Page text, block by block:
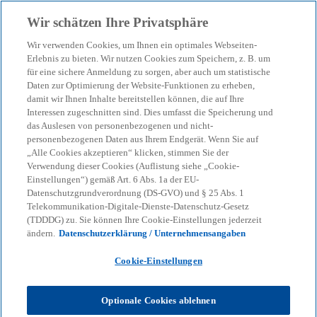
menu search
Thomas Matis
Wir schätzen Ihre Privatsphäre
Wir verwenden Cookies, um Ihnen ein optimales Webseiten-
Erlebnis zu bieten. Wir nutzen Cookies zum Speichern, z. B. um
für eine sichere Anmeldung zu sorgen, aber auch um statistische
Daten zur Optimierung der Website-Funktionen zu erheben,
damit wir Ihnen Inhalte bereitstellen können, die auf Ihre
Interessen zugeschnitten sind. Dies umfasst die Speicherung und
das Auslesen von personenbezogenen und nicht-
personenbezogenen Daten aus Ihrem Endgerät. Wenn Sie auf
„Alle Cookies akzeptieren“ klicken, stimmen Sie der
Verwendung dieser Cookies (Auflistung siehe „Cookie-
Einstellungen“) gemäß Art. 6 Abs. 1a der EU-
Datenschutzgrundverordnung (DS-GVO) und § 25 Abs. 1
Telekommunikation-Digitale-Dienste-Datenschutz-Gesetz
(TDDDG) zu. Sie können Ihre Cookie-Einstellungen jederzeit
ändern. Datenschutzerklärung / Unternehmensangaben
Cookie-Einstellungen
Optionale Cookies ablehnen